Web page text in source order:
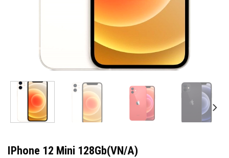
IPhone 12 Mini 128Gb(VN/A)